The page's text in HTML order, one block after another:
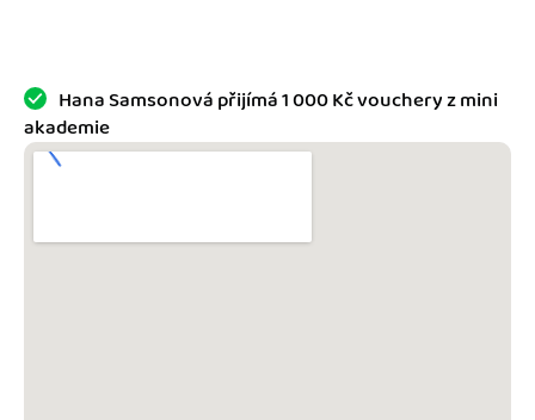
Fakturační poradna
Hana Samsonová přijímá 1 000 Kč vouchery z mini
akademie